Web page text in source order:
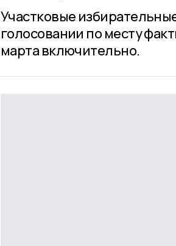
Участковые
голосовании по месту
марта включительно.